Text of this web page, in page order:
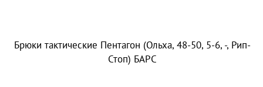
Брюки тактические Пентагон (Ольха, 48-50, 5-6, -, Рип-
Стоп) БАРС